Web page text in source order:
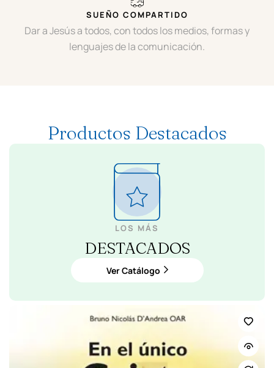
SUEÑO COMPARTIDO
Dar a Jesús a todos, con todos los medios, formas y
lenguajes de la comunicación.
Productos Destacados
LOS MÁS
DESTACADOS
Ver Catálogo